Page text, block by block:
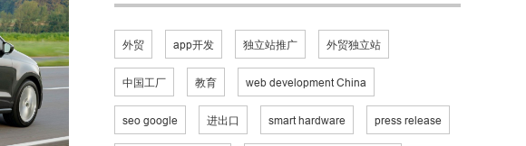
外贸 app开发 独立站推广 外贸独立站
中国工厂 教育 web development China
seo google 进出口 smart hardware press release